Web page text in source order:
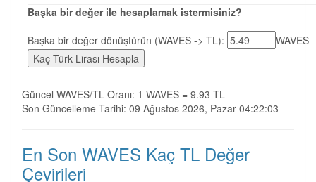
Başka bir değer ile hesaplamak istermisiniz?
Başka bir değer dönüştürün (WAVES -> TL):
WAVES
Güncel WAVES/TL Oranı: 1 WAVES = 9.93 TL
Son Güncelleme Tarihi: 09 Ağustos 2026, Pazar 04:22:03
En Son WAVES Kaç TL Değer
Çevirileri